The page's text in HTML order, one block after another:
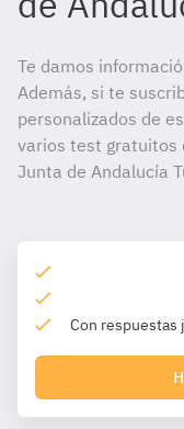
Te damos
Además, si te
personalizados de
varios test gratuitos
Junta de Andalucía
Con respuestas